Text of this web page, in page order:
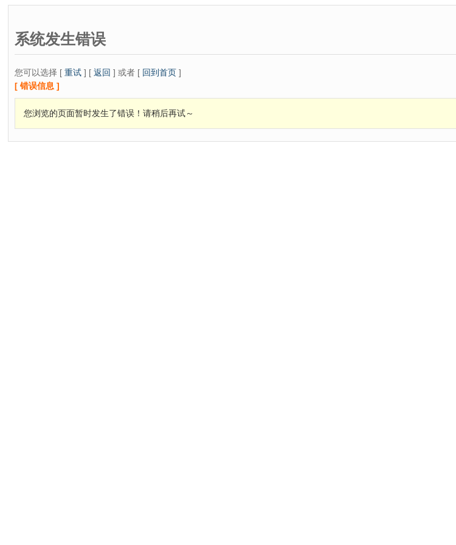
系统发生错误
您可以选择 [ 重试 ] [ 返回 ] 或者 [ 回到首页 ]
[ 错误信息 ]
您浏览的页面暂时发生了错误！请稍后再试～